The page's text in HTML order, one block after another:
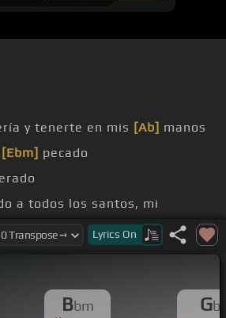
y tenerte en mis [Ab] manos
[Ebm] pecado
a todos los santos, mi
[Ab]
fracaso
rosarios
Lyrics On
Bbm Gb